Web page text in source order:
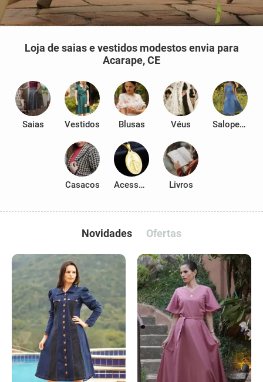
Loja de saias e vestidos modestos envia para
Acarape, CE
Saias Vestidos Blusas Véus Salopetes
Casacos Acessórios Livros
Novidades Ofertas